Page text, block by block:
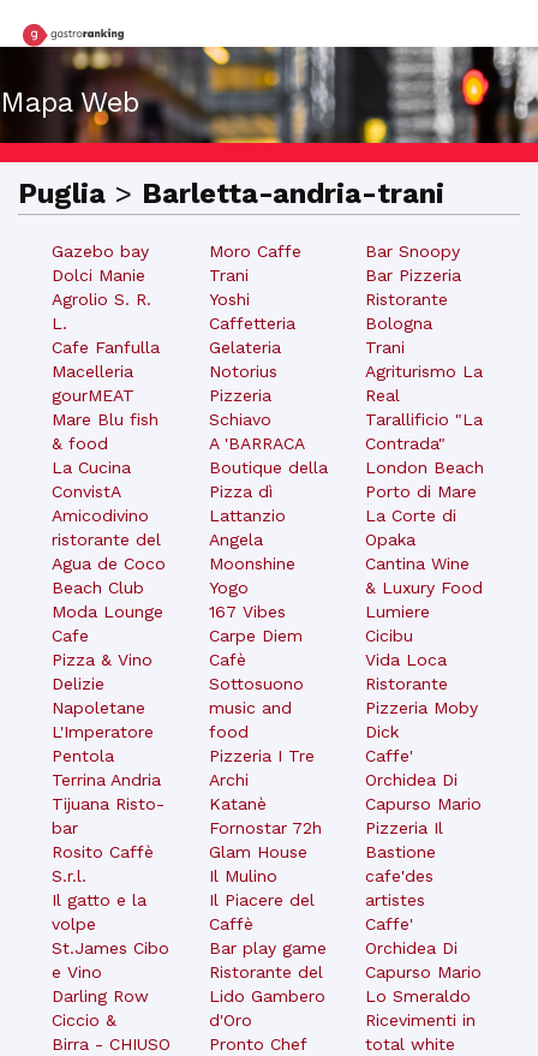
Mapa Web
Puglia > Barletta-andria-trani
Gazebo bay
Dolci Manie
Agrolio S. R.
L.
Cafe Fanfulla
Macelleria
gourMEAT
Mare Blu fish
& food
La Cucina
ConvistA
Amicodivino
ristorante del
Agua de Coco
Beach Club
Moda Lounge
Cafe
Pizza & Vino
Delizie
Napoletane
L'Imperatore
Pentola
Terrina Andria
Tijuana Risto-
bar
Rosito Caffè
S.r.l.
Il gatto e la
volpe
St.James Cibo
e Vino
Darling Row
Ciccio &
Birra - CHIUSO
Moro Caffe
Trani
Yoshi
Caffetteria
Gelateria
Notorius
Pizzeria
Schiavo
A 'BARRACA
Boutique della
Pizza dì
Lattanzio
Angela
Moonshine
Yogo
167 Vibes
Carpe Diem
Cafè
Sottosuono
music and
food
Pizzeria I Tre
Archi
Katanè
Fornostar 72h
Glam House
Il Mulino
Il Piacere del
Caffè
Bar play game
Ristorante del
Lido Gambero
d'Oro
Pronto Chef
Bar Snoopy
Bar Pizzeria
Ristorante
Bologna
Trani
Agriturismo La
Real
Tarallificio "La
Contrada"
London Beach
Porto di Mare
La Corte di
Opaka
Cantina Wine
& Luxury Food
Lumiere
Cicibu
Vida Loca
Ristorante
Pizzeria Moby
Dick
Caffe'
Orchidea Di
Capurso Mario
Pizzeria Il
Bastione
cafe'des
artistes
Caffe'
Orchidea Di
Capurso Mario
Lo Smeraldo
Ricevimenti in
total white